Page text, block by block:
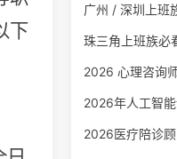
下